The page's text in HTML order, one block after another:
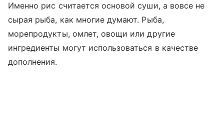
Именно рис считается основой суши, а вовсе не
сырая рыба, как многие думают. Рыба,
морепродукты, омлет, овощи или другие
ингредиенты могут использоваться в качестве
дополнения.